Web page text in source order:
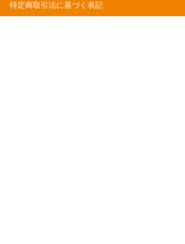
特定商取引法に基づく表記